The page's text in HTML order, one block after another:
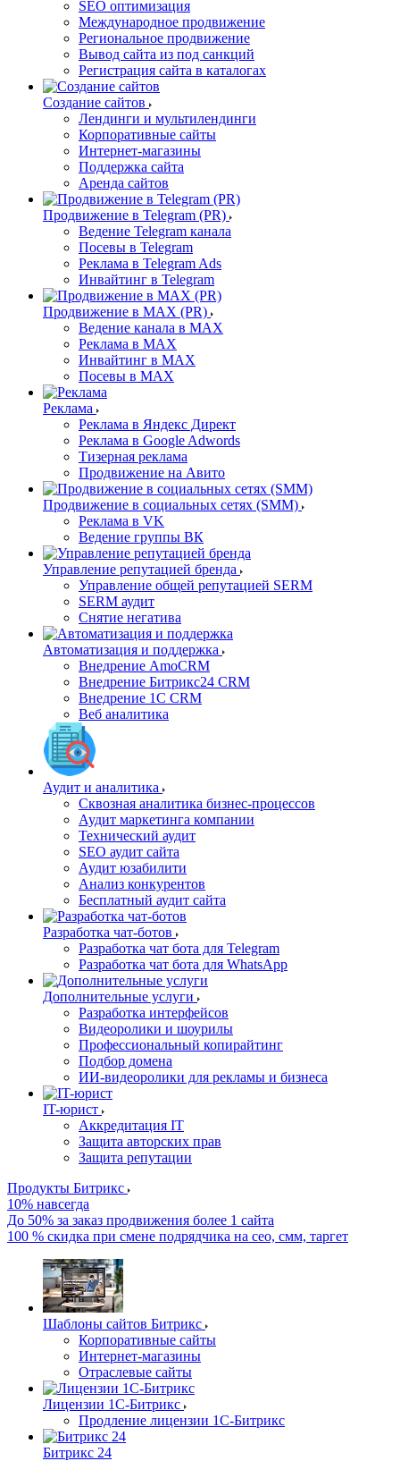
SEO оптимизация
Международное продвижение
Региональное продвижение
Вывод сайта из под санкций
Регистрация сайта в каталогах
Создание сайтов
Лендинги и мультилендинги
Корпоративные сайты
Интернет-магазины
Поддержка сайта
Аренда сайтов
Продвижение в Telegram (PR)
Ведение Telegram канала
Посевы в Telegram
Реклама в Telegram Ads
Инвайтинг в Telegram
Продвижение в MAX (PR)
Ведение канала в MAX
Реклама в MAX
Инвайтинг в MAX
Посевы в MAX
Реклама
Реклама в Яндекс Директ
Реклама в Google Adwords
Тизерная реклама
Продвижение на Авито
Продвижение в социальных сетях (SMM)
Реклама в VK
Ведение группы ВК
Управление репутацией бренда
Управление общей репутацией SERM
SERM аудит
Снятие негатива
Автоматизация и поддержка
Внедрение AmoCRM
Внедрение Битрикс24 CRM
Внедрение 1C CRM
Веб аналитика
Аудит и аналитика
Сквозная аналитика бизнес-процессов
Аудит маркетинга компании
Технический аудит
SEO аудит сайта
Аудит юзабилити
Анализ конкурентов
Бесплатный аудит сайта
Разработка чат-ботов
Разработка чат бота для Telegram
Разработка чат бота для WhatsApp
Дополнительные услуги
Разработка интерфейсов
Видеоролики и шоурилы
Профессиональный копирайтинг
Подбор домена
ИИ-видеоролики для рекламы и бизнеса
IT-юрист
Аккредитация IT
Защита авторских прав
Защита репутации
Продукты Битрикс
10% навсегда
До 50% за заказ продвижения более 1 сайта
100 % скидка при смене подрядчика на сео, смм, таргет
Шаблоны сайтов Битрикс
Корпоративные сайты
Интернет-магазины
Отраслевые сайты
Лицензии 1С-Битрикс
Продление лицензии 1С-Битрикс
Битрикс 24